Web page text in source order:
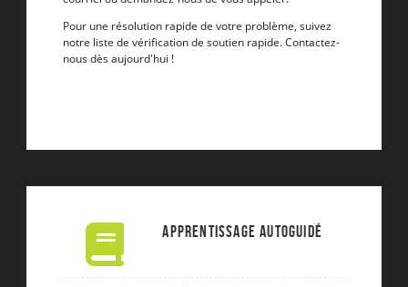
Pour une résolution rapide de votre problème, suivez
notre liste de vérification de soutien rapide. Contactez-
nous dès aujourd'hui !
Apprentissage autoguidé